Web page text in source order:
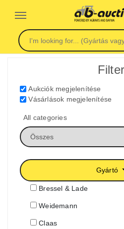
Filter
Aukciók megjelenítése
Vásárlások megjelenítése
All categories
Gyártó
Bressel & Lade
Weidemann
Claas